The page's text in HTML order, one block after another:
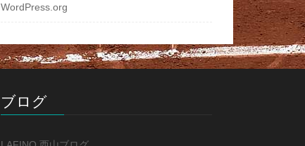
WordPress.org
ブログ